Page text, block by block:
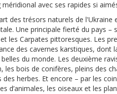
méridional avec ses rapides si
des trésors naturels de
Une principale fierté du pays
les Carpates pittoresques. Les
des cavernes karstiques, dont
du monde. Les deuxième
les bois de conifères, pleins des
des herbes. Et encore – par les
d’animales, les oiseaux et les